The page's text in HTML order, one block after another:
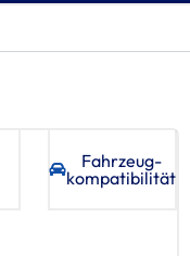
Fahrzeug­
kompatibilität